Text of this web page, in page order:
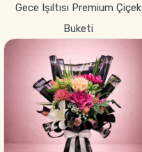
Gece Işıltısı Premium Çiçek
Buketi